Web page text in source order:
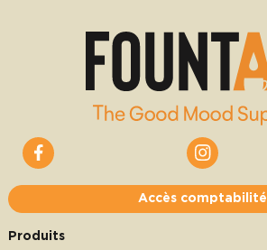
Accès comptabilité
Produits